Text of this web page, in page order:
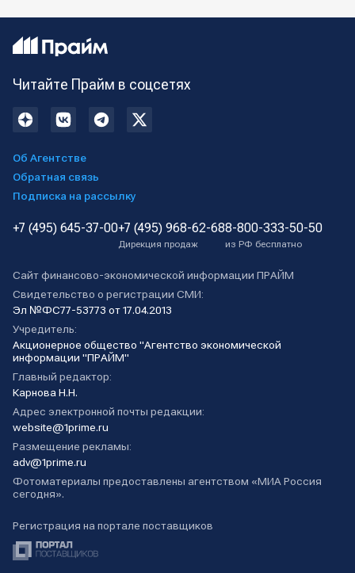
Читайте Прайм в соцсетях
Об Агентстве
Обратная связь
Подписка на рассылку
+7 (495) 645-37-00+7 (495) 968-62-68
Дирекция продаж
8-800-333-50-50
из РФ бесплатно
Сайт финансово-экономической информации ПРАЙМ
Свидетельство о регистрации СМИ:
Эл №ФС77-53773 от 17.04.2013
Учредитель:
Акционерное общество "Агентство экономической
информации "ПРАЙМ"
Главный редактор:
Карнова Н.Н.
Адрес электронной почты редакции:
website@1prime.ru
Размещение рекламы:
adv@1prime.ru
Фотоматериалы предоставлены агентством «МИА Россия
сегодня».
Регистрация на портале поставщиков